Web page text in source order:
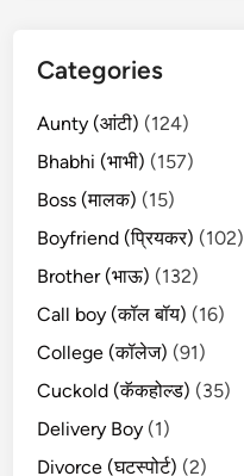
Categories
Aunty (आंटी) (124)
Bhabhi (भाभी) (157)
Boss (मालक) (15)
Boyfriend (प्रियकर) (102)
Brother (भाऊ) (132)
Call boy (कॉल बॉय) (16)
College (कॉलेज) (91)
Cuckold (कॅकहोल्ड) (35)
Delivery Boy (1)
Divorce (घटस्पोर्ट) (2)